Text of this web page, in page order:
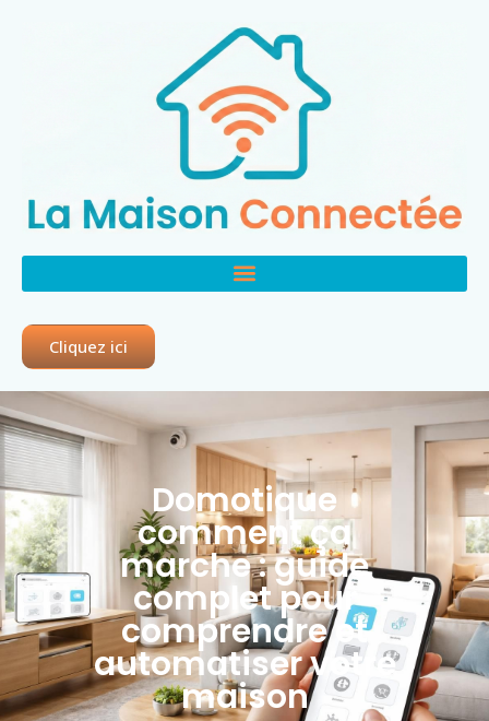
Cliquez ici
Domotique
comment ça
marche : guide
complet pour
comprendre et
automatiser votre
maison